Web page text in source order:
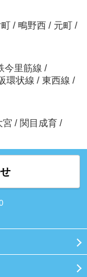
町 / 鴫野西 / 元町 /
今里筋線 /
環状線 / 東西線 /
宮 / 関目成育 /